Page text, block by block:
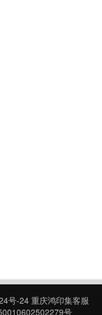
号-24重庆鸿印集客服
号